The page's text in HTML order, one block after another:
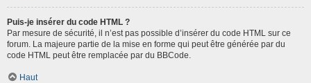
Puis-je insérer du code HTML ?
Par mesure de sécurité, il n’est pas possible d’insérer du code HTML sur ce
forum. La majeure partie de la mise en forme qui peut être générée par du
code HTML peut être remplacée par du BBCode.
Haut